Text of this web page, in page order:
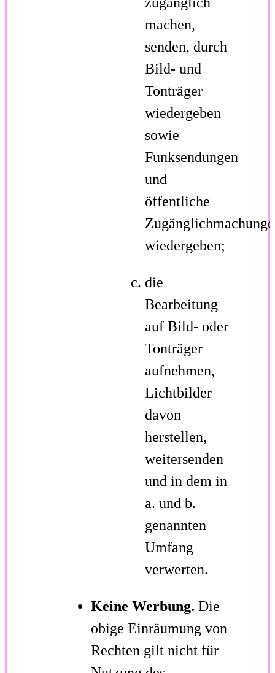
machen,
senden, durch
Bild- und
Tonträger
wiedergeben
sowie
Funksendungen
und
öffentliche
wiedergeben;
die
Bearbeitung
auf Bild- oder
Tonträger
aufnehmen,
Lichtbilder
davon
herstellen,
weitersenden
und in dem in
a. und b.
genannten
Umfang
verwerten.
Keine Werbung. Die
obige Einräumung von
Rechten gilt nicht für